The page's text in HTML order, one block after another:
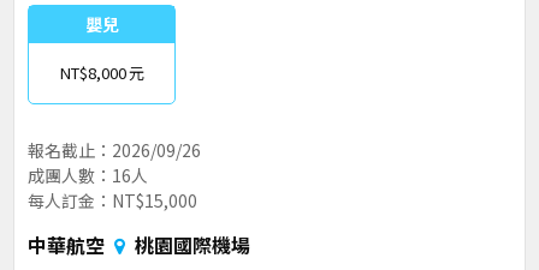
嬰兒
NT$8,000
報名截止：2026/09/26
成團人數：16人
每人訂金：NT$15,000
中華航空 桃園國際機場